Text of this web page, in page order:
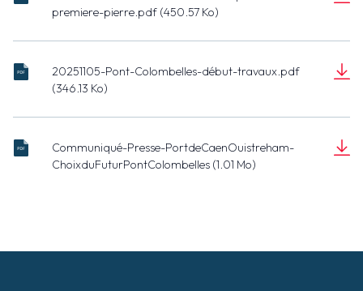
premiere-pierre.pdf (450.57 Ko)
Futur-Pont-
Colombelles-
premiere-
pierre.pdf
(450.57 Ko)
20251105-Pont-Colombelles-début-travaux.pdf
(346.13 Ko)
20251105-
Pont-
Colombelles-
travaux.pdf
(346.13 Ko)
Communiqué-Presse-PortdeCaenOuistreham-
ChoixduFuturPontColombelles (1.01 Mo)
PortDeCaenOuistreham-
ChoixDuFuturNouveauPontDeColombelles.pdf